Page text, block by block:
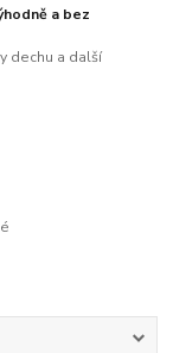
a bez
dechu a další